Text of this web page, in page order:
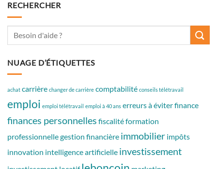
RECHERCHER
NUAGE D’ÉTIQUETTES
achat carrière changer de carrière comptabilité conseils télétravail
emploi emploi télétravail emploi à 40 ans erreurs à éviterfinance
finances personnelles fiscalitéformation
professionnellegestion financière immobilier impôts
innovation intelligence artificielle investissement